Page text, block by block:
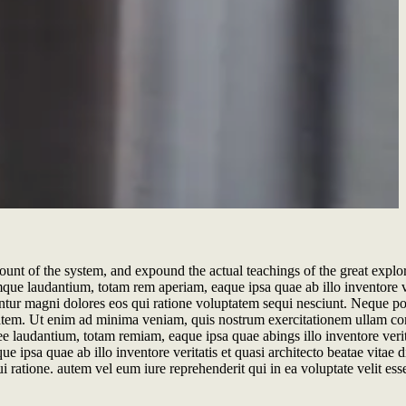
of the system, and expound the actual teachings of the great
laudantium, totam rem aperiam, eaque ipsa quae ab illo inventore
magni dolores eos qui ratione voluptatem sequi nesciunt. Neque
Ut enim ad minima veniam, quis nostrum exercitationem ullam
totam remiam, eaque ipsa quae abings illo inventore
ipsa quae ab illo inventore veritatis et quasi architecto beatae vitae
autem vel eum iure reprehenderit qui in ea voluptate velit